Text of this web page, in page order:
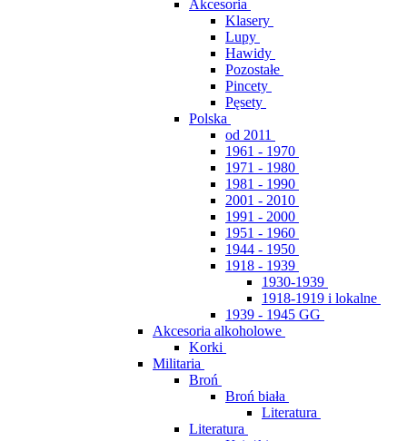
Akcesoria
Klasery
Lupy
Hawidy
Pozostałe
Pincety
Pęsety
Polska
od 2011
1961 - 1970
1971 - 1980
1981 - 1990
2001 - 2010
1991 - 2000
1951 - 1960
1944 - 1950
1918 - 1939
1930-1939
1918-1919 i lokalne
1939 - 1945 GG
Akcesoria alkoholowe
Korki
Militaria
Broń
Broń biała
Literatura
Literatura